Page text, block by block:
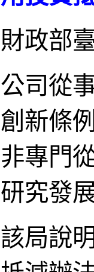
財政部
公司從
創新條
非專門
研究發
該局說